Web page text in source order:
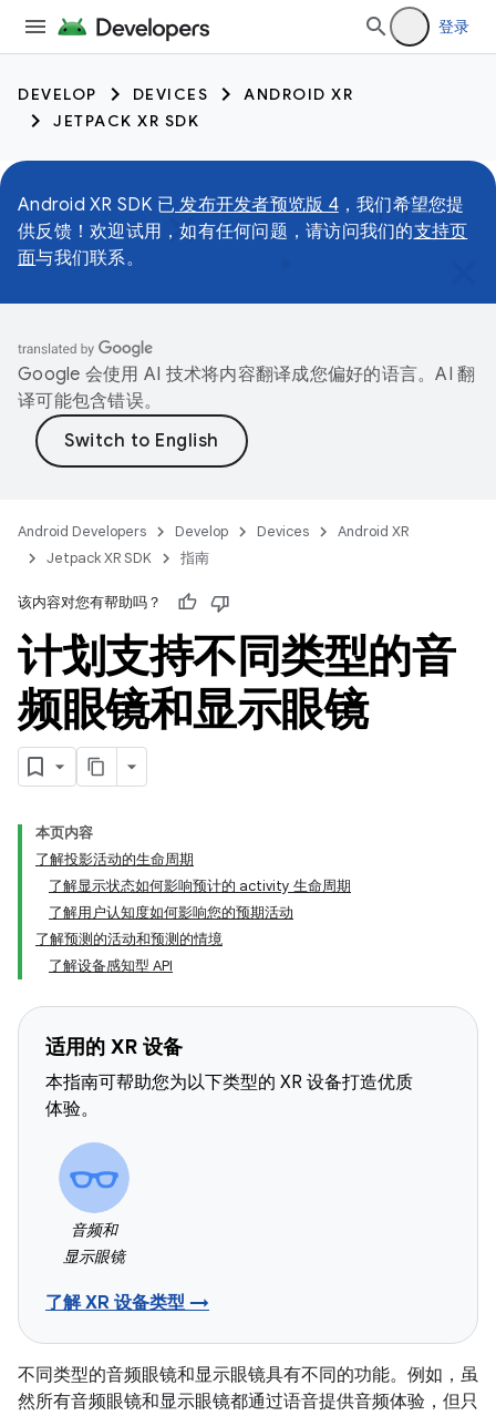
登录
DEVELOP DEVICES
ANDROID XR
JETPACK XR SDK
Android XR SDK 已 发布开发者预览版 4，我们希望您提
供反馈！欢迎试用，如有任何问题，请访问我们的支持页
面与我们联系。
Google 会使用 AI 技术将内容翻译成您偏好的语言。AI 翻
译可能包含错误。
Android Developers Develop Devices
Android XR
Jetpack XR SDK
指南
该内容对您有帮助吗？
计划支持不同类型的音
频眼镜和显示眼镜
本页内容
了解投影活动的生命周期
了解显示状态如何影响预计的 activity 生命周期
了解用户认知度如何影响您的预期活动
了解预测的活动和预测的情境
了解设备感知型 API
适用的 XR 设备
本指南可帮助您为以下类型的 XR 设备打造优质
体验。
音频和
显示眼镜
了解 XR 设备类型 →
不同类型的音频眼镜和显示眼镜具有不同的功能。例如，虽
然所有音频眼镜和显示眼镜都通过语音提供音频体验，但只